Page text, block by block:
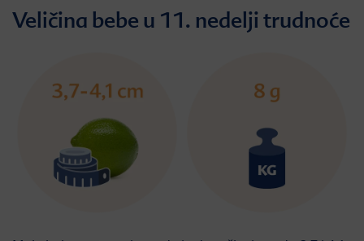
Veličina bebe u 11. nedelji trudnoće